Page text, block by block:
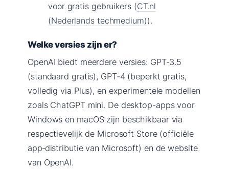
voor gratis gebruikers (CT.nl
(Nederlands techmedium)).
Welke versies zijn er?
OpenAI biedt meerdere versies: GPT-3.5
(standaard gratis), GPT-4 (beperkt gratis,
volledig via Plus), en experimentele modellen
zoals ChatGPT mini. De desktop-apps voor
Windows en macOS zijn beschikbaar via
respectievelijk de Microsoft Store (officiële
app‑distributie van Microsoft) en de website
van OpenAI.